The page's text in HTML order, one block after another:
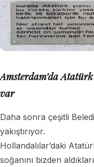
Amsterdam’da
var
Daha sonra çeşitli
yakıştırıyor.
Hollandalılar’daki
soğanını bizden